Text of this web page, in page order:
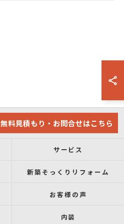
無料見積もり・お問合せはこちら
サービス
新築そっくりリフォーム
お客様の声
内装